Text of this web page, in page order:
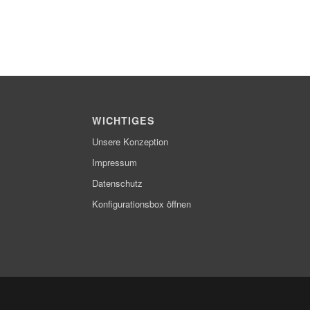
WICHTIGES
Unsere Konzeption
Impressum
Datenschutz
Konfigurationsbox öffnen